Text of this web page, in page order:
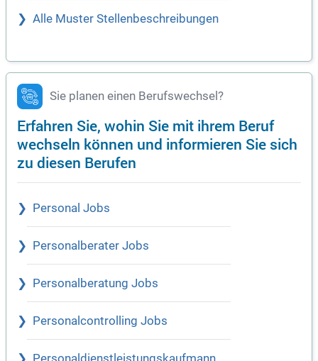
Alle Muster Stellenbeschreibungen
Sie planen einen Berufswechsel?
Erfahren Sie, wohin Sie mit ihrem Beruf
wechseln können und informieren Sie sich
zu diesen Berufen
Personal Jobs
Personalberater Jobs
Personalberatung Jobs
Personalcontrolling Jobs